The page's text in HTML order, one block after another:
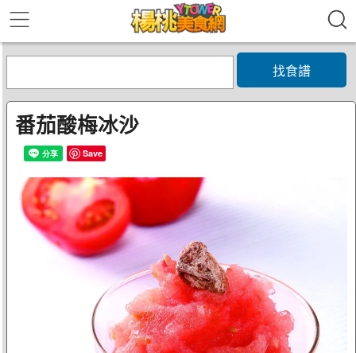
找食譜
番茄酸梅冰沙
Save